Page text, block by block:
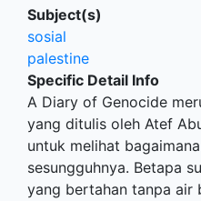
Subject(s)
sosial
palestine
Specific Detail Info
A Diary of Genocide
yang ditulis oleh Atef
untuk melihat
sesungguhnya. Betapa
yang bertahan tanpa air